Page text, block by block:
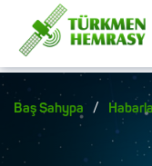
Baş Sahypa /